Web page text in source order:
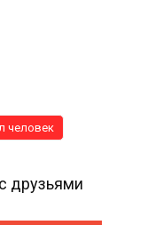
человек
друзьями